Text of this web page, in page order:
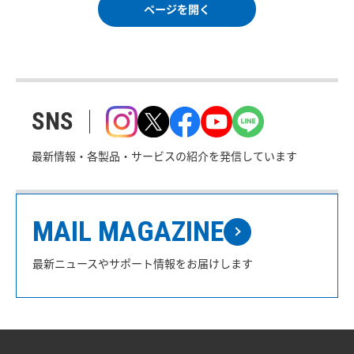
ページを開く
SNS
最新情報・各製品・サービスの紹介を発信しています
MAIL MAGAZINE
最新ニュースやサポート情報をお届けします